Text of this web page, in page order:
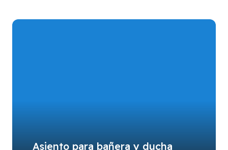
Asiento para bañera y ducha